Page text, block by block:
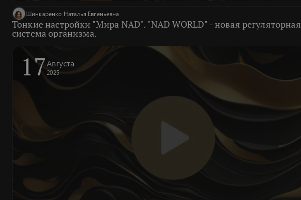
Шинкаренко Наталья Евгеньевна
Тонкие настройки "Мира NAD". "NAD WORLD" - новая регуляторная
система организма.
17Августа
2025